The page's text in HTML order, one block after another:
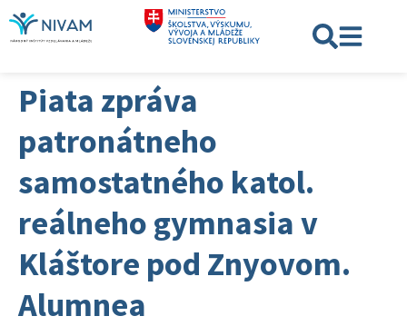
Piata zpráva
patronátneho
samostatného katol.
reálneho gymnasia v
Kláštore pod Znyovom.
Alumnea